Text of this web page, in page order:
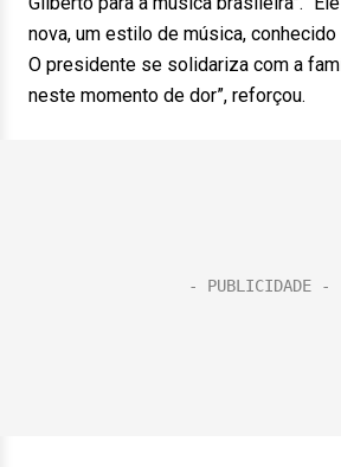
nova, um estilo de música,
O presidente se solidariza com a
neste momento de dor”, reforçou.